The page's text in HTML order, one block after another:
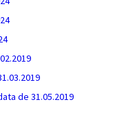
de 31.05.2019